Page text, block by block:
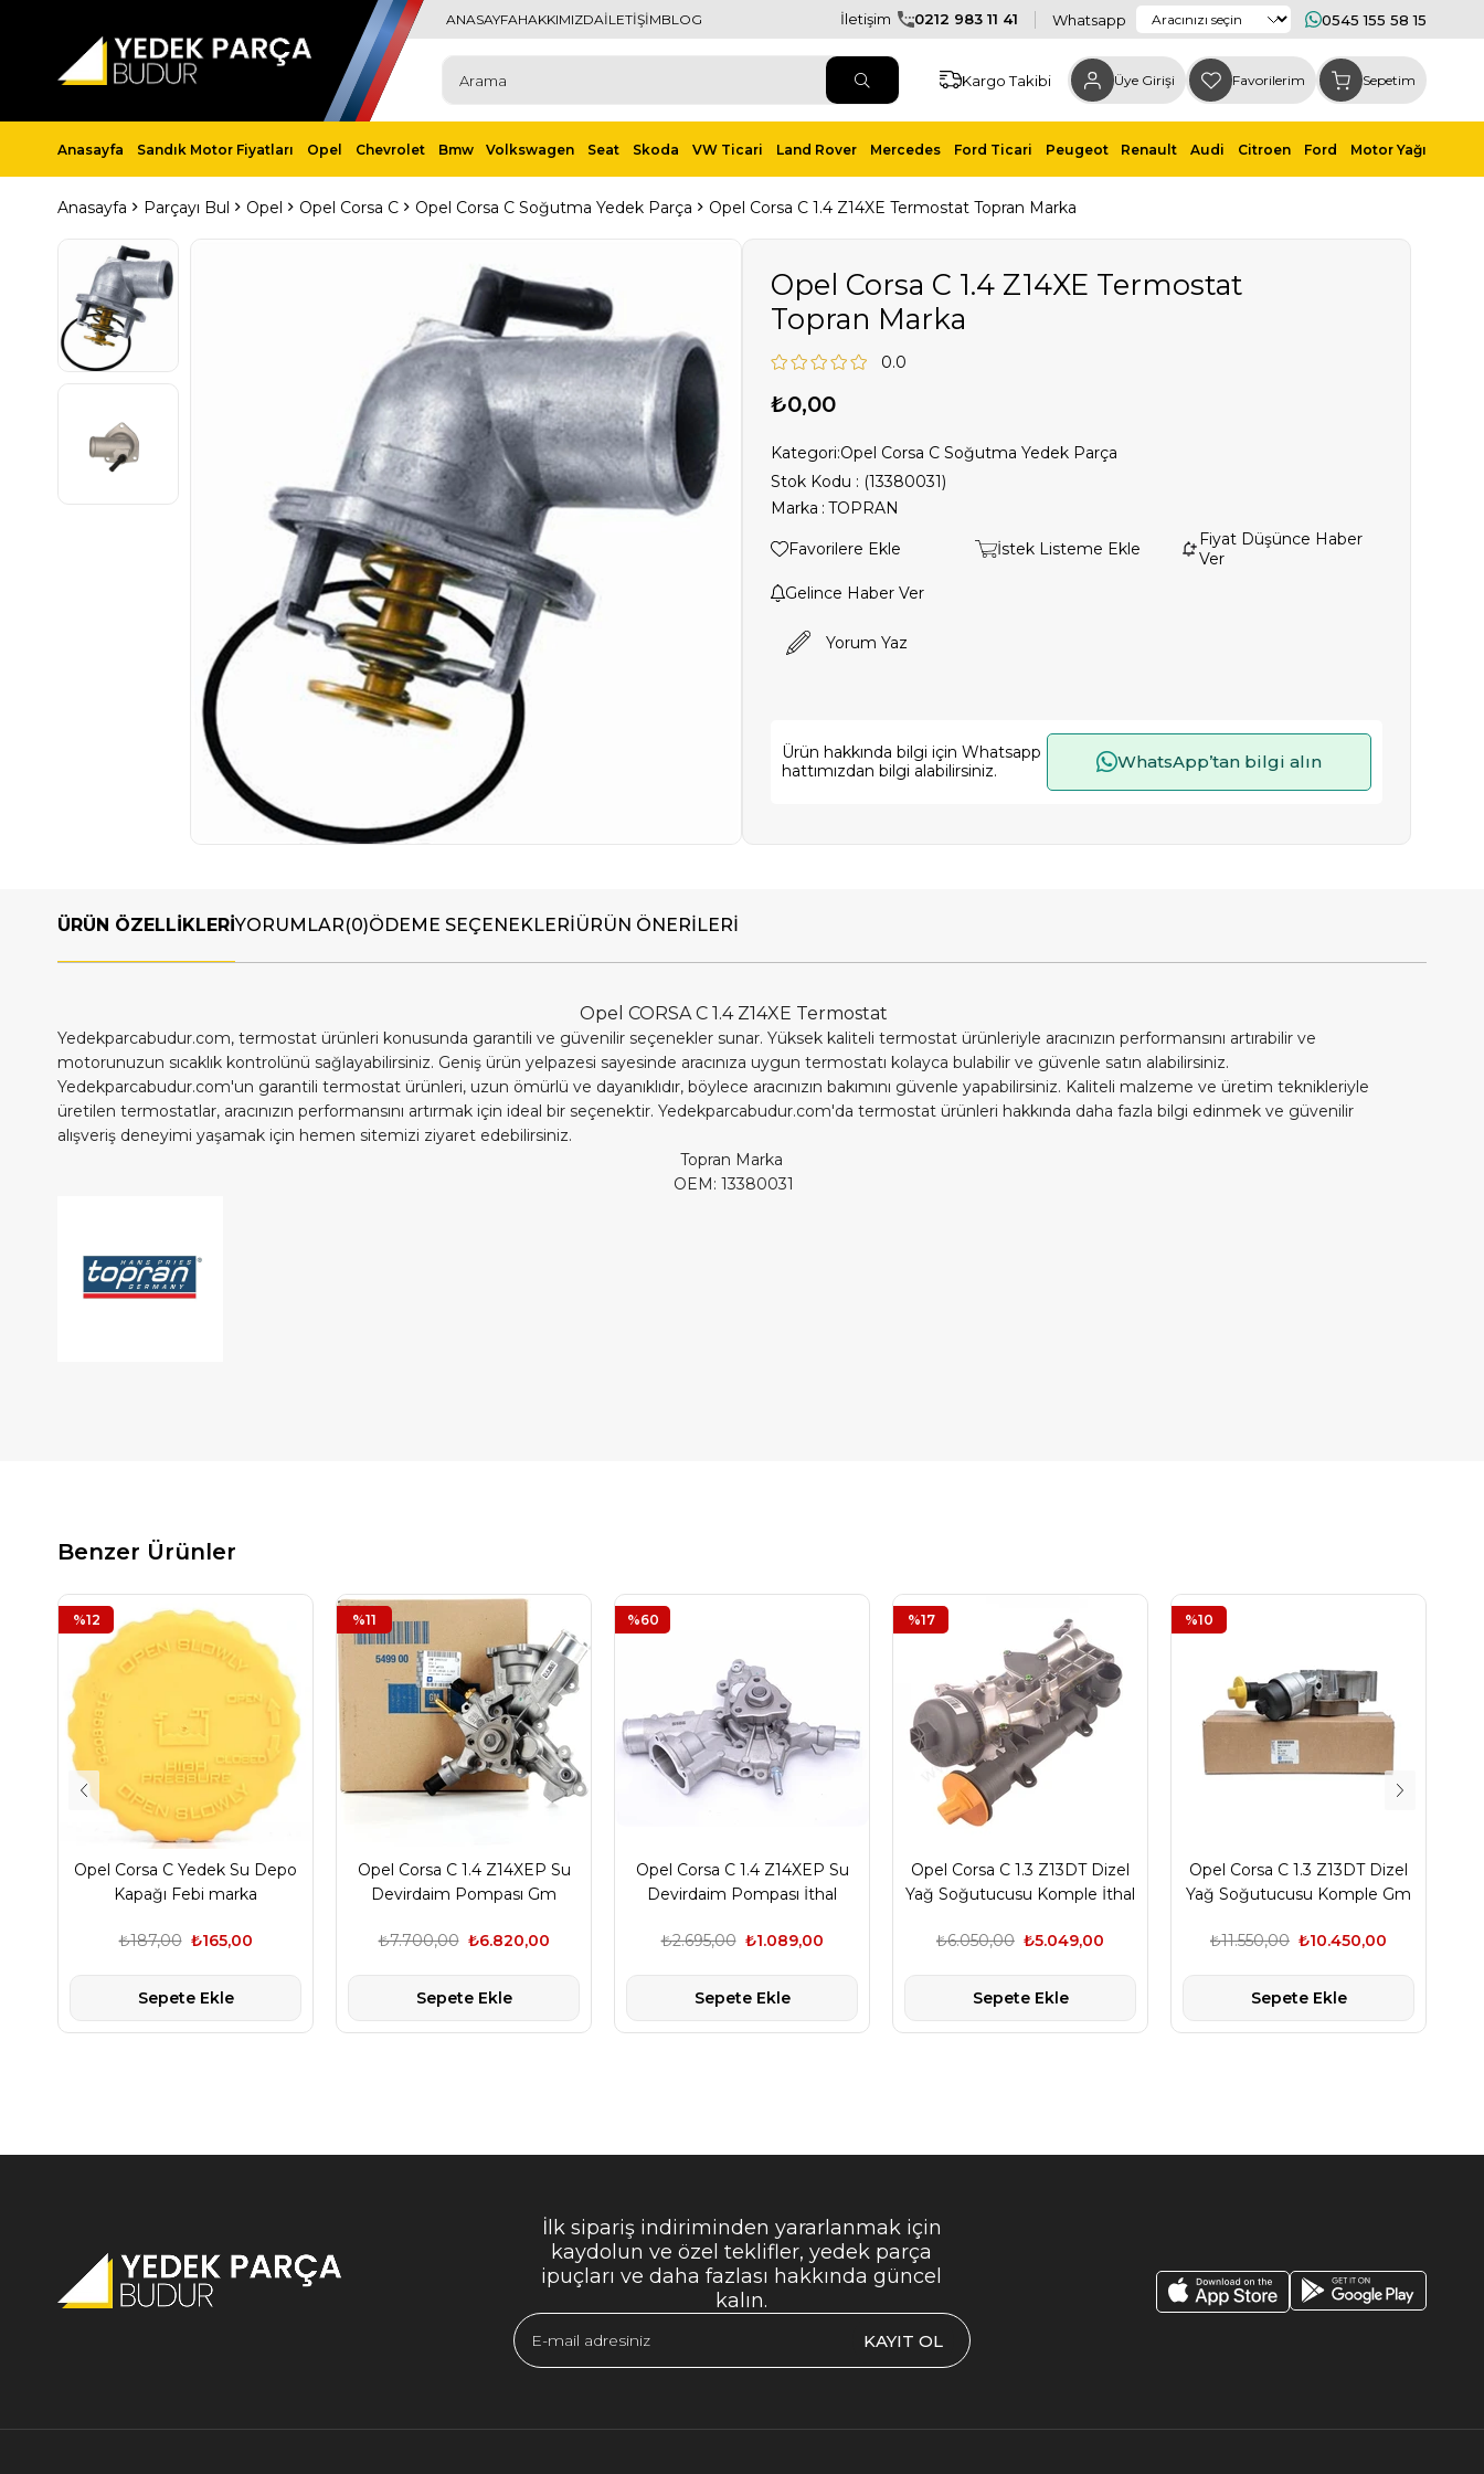
ANASAYFAHAKKIMIZDAİLETİŞİMBLOG İletişim 0212 983 11 41 Whatsapp 0545 155 58 15
Kargo Takibi Üye Girişi Favorilerim Sepetim
Anasayfa Sandık Motor Fiyatları Opel Chevrolet Bmw Volkswagen Seat Skoda VW Ticari Land Rover Mercedes Ford Ticari Peugeot Renault Audi Citroen Ford Motor Yağı
Anasayfa Parçayı Bul Opel Opel Corsa C Opel Corsa C Soğutma Yedek Parça Opel Corsa C 1.4 Z14XE Termostat Topran Marka
Opel Corsa C 1.4 Z14XE Termostat
Topran Marka
0.0
₺0,00
Kategori:Opel Corsa C Soğutma Yedek Parça
Stok Kodu
(13380031)
Marka : TOPRAN
Favorilere Ekle İstek Listeme Ekle
Fiyat Düşünce Haber
Ver
Gelince Haber Ver
Yorum Yaz
Ürün hakkında bilgi için Whatsapp
hattımızdan bilgi alabilirsiniz.
WhatsApp’tan bilgi alın
ÜRÜN ÖZELLIKLERIYORUMLAR(0)ÖDEME SEÇENEKLERIÜRÜN ÖNERILERI
Opel CORSA C 1.4 Z14XE Termostat
Yedekparcabudur.com, termostat ürünleri konusunda garantili ve güvenilir seçenekler sunar. Yüksek kaliteli termostat ürünleriyle aracınızın performansını artırabilir ve
motorunuzun sıcaklık kontrolünü sağlayabilirsiniz. Geniş ürün yelpazesi sayesinde aracınıza uygun termostatı kolayca bulabilir ve güvenle satın alabilirsiniz.
Yedekparcabudur.com'un garantili termostat ürünleri, uzun ömürlü ve dayanıklıdır, böylece aracınızın bakımını güvenle yapabilirsiniz. Kaliteli malzeme ve üretim teknikleriyle
üretilen termostatlar, aracınızın performansını artırmak için ideal bir seçenektir. Yedekparcabudur.com'da termostat ürünleri hakkında daha fazla bilgi edinmek ve güvenilir
alışveriş deneyimi yaşamak için hemen sitemizi ziyaret edebilirsiniz.
Topran Marka
OEM: 13380031
Benzer Ürünler
Opel Corsa C Yedek Su Depo
Kapağı Febi marka
₺165,00
₺187,00
Sepete Ekle
%12
Opel Corsa C 1.4 Z14XEP Su
Devirdaim Pompası Gm
₺6.820,00
₺7.700,00
Sepete Ekle
%11
Opel Corsa C 1.4 Z14XEP Su
Devirdaim Pompası İthal
₺1.089,00
₺2.695,00
Sepete Ekle
%60
Opel Corsa C 1.3 Z13DT Dizel
Yağ Soğutucusu Komple İthal
₺5.049,00
₺6.050,00
Sepete Ekle
%17
Opel Corsa C 1.3 Z13DT Dizel
Yağ Soğutucusu Komple Gm
₺10.450,00
₺11.550,00
Sepete Ekle
%10
İlk sipariş indiriminden yararlanmak için
kaydolun ve özel teklifler, yedek parça
ipuçları ve daha fazlası hakkında güncel
kalın.
KAYIT OL